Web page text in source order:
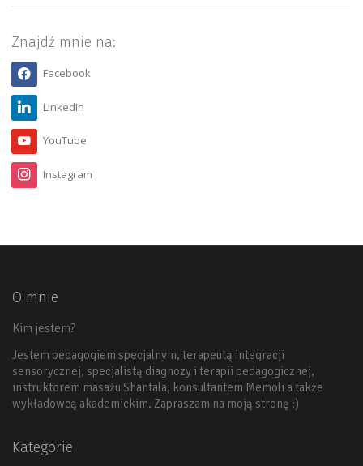
Znajdź mnie na:
Facebook
LinkedIn
YouTube
Instagram
O mnie
Kim jestem?
Jestem pedagogiem specjalnym, terapeutą integracji
sensorycznej, specjalistą diagnozy i terapii pedagogicznej,
instruktorem masażu Shantala, konsultantem Memoli a także
wykładowcą akademickim. Zapraszam na moją stronę :)
Kategorie